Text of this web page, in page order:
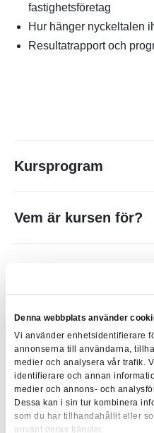
Denna webbplats använder
Vi använder enhetsidentifierare
annonserna till användarna,
medier och analysera vår trafik.
identifierare och annan
medier och annons- och
Dessa kan i sin tur kombinera
som du har tillhandahållit eller
använt deras tjänster.
fastighetsföretag
Hur hänger nyckeltalen
Resultatrapport och
Kursprogram
och om fastighetsmarknad
Påverkan på
utanför företaget
Utveckling byggkostnader i
Olika ytbegrepp
Redovisning fundamentala
ekonomiska begrepp och
Driftnetto och dess
Vem är kursen för?
Föreläsare
Mikael
Mikael Reijer AB
Mikael Reijer
ledarskap,
Pris och villkor
Kursavgiften är inklusive
klassrum även måltider